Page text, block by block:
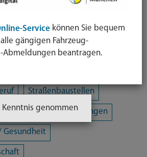
Jugendhilfeplanung
Straßenbaustellen
Umwelt Veranstaltungen
Gesundheit
Service können Sie bequem
gängigen Fahrzeug-
Abmeldungen beantragen.
Kenntnis genommen